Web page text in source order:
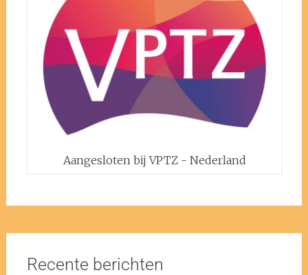
Aangesloten bij VPTZ - Nederland
Recente berichten